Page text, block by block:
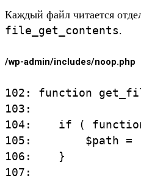
Каждый файл читается
file_get_contents.
/wp-admin/includes/noop.php
102: function
103:
104:    if (
105:        $path =
106:    }
107: